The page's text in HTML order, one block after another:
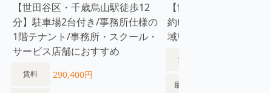
【世田谷区・千歳烏山駅徒歩12
分】駐車場2台付き/事務所仕様の
1階テナント/事務所・スクール・
サービス店舗におすすめ
賃料 290,400円
【世田谷区・桜新町駅
約68㎡/店舗・事務所
域密着型ビジネスにお
賃料
最寄駅